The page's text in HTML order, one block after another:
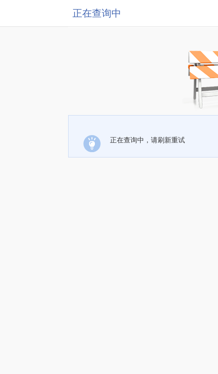
正在查询中
正在查询中，请刷新重试